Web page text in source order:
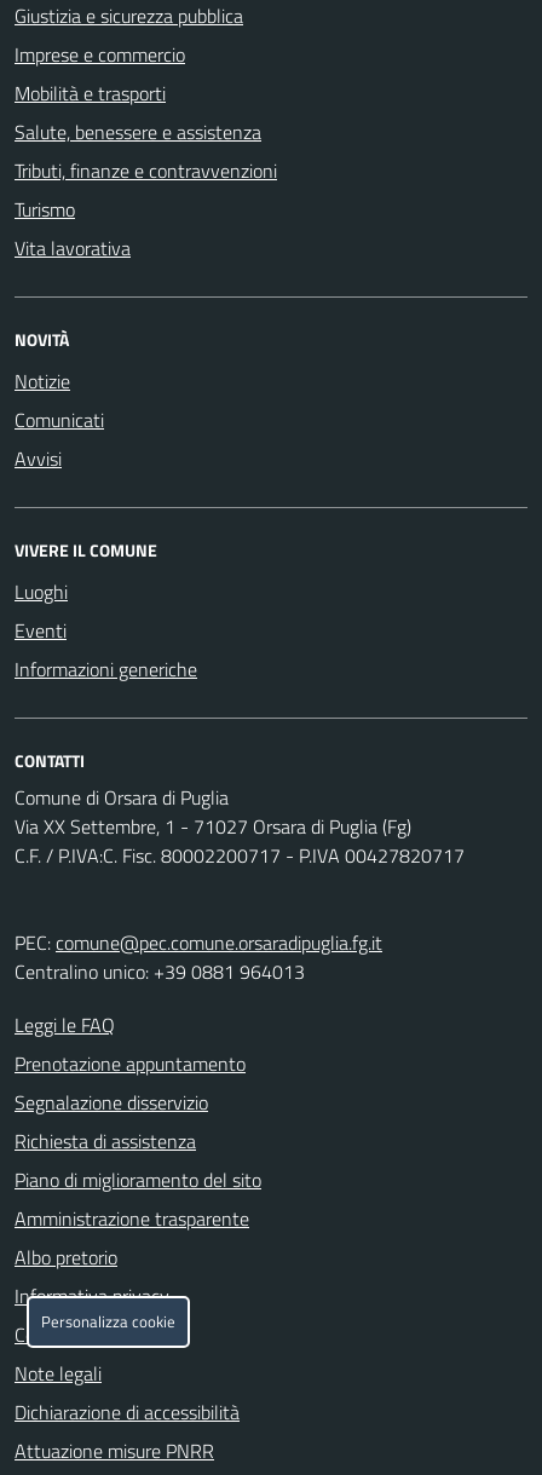
Giustizia e sicurezza pubblica
Imprese e commercio
Mobilità e trasporti
Salute, benessere e assistenza
Tributi, finanze e contravvenzioni
Turismo
Vita lavorativa
NOVITÀ
Notizie
Comunicati
Avvisi
VIVERE IL COMUNE
Luoghi
Eventi
Informazioni generiche
CONTATTI
Comune di Orsara di Puglia
Via XX Settembre, 1 - 71027 Orsara di Puglia (Fg)
C.F. / P.IVA:C. Fisc. 80002200717 - P.IVA 00427820717
PEC:comune@pec.comune.orsaradipuglia.fg.it
Centralino unico: +39 0881 964013
Leggi le FAQ
Prenotazione appuntamento
Segnalazione disservizio
Richiesta di assistenza
Piano di miglioramento del sito
Amministrazione trasparente
Albo pretorio
Informativa privacy
Cookie policy
Note legali
Dichiarazione di accessibilità
Attuazione misure PNRR
Personalizza cookie